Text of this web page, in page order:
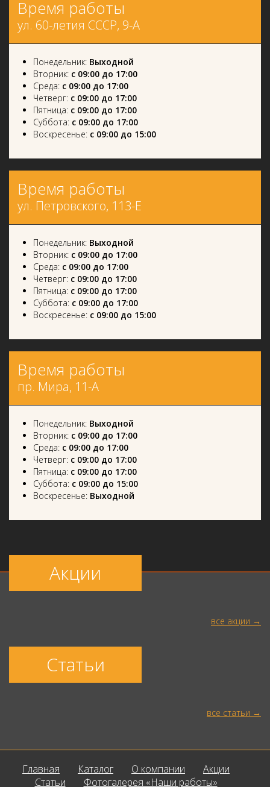
Время работы
ул. 60-летия СССР, 9-А
Понедельник: Выходной
Вторник: с 09:00 до 17:00
Среда: с 09:00 до 17:00
Четверг: с 09:00 до 17:00
Пятница: с 09:00 до 17:00
Суббота: с 09:00 до 17:00
Воскресенье: с 09:00 до 15:00
Время работы
ул. Петровского, 113-Е
Понедельник: Выходной
Вторник: с 09:00 до 17:00
Среда: с 09:00 до 17:00
Четверг: с 09:00 до 17:00
Пятница: с 09:00 до 17:00
Суббота: с 09:00 до 17:00
Воскресенье: с 09:00 до 15:00
Время работы
пр. Мира, 11-А
Понедельник: Выходной
Вторник: с 09:00 до 17:00
Среда: с 09:00 до 17:00
Четверг: с 09:00 до 17:00
Пятница: с 09:00 до 17:00
Суббота: с 09:00 до 15:00
Воскресенье: Выходной
Акции
все акции
Статьи
все статьи
Главная Каталог О компании
Акции
Статьи
Фотогалерея «Наши работы»